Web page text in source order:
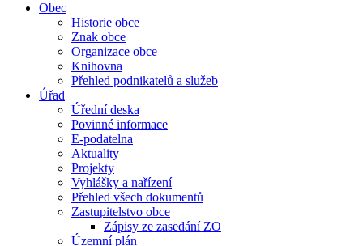
Obec
Historie obce
Znak obce
Organizace obce
Knihovna
Přehled podnikatelů a služeb
Úřad
Úřední deska
Povinné informace
E-podatelna
Aktuality
Projekty
Vyhlášky a nařízení
Přehled všech dokumentů
Zastupitelstvo obce
Zápisy ze zasedání ZO
Územní plán